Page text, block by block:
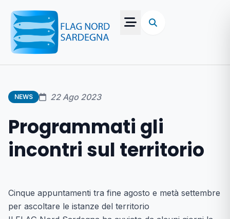
NEWS 22 Ago 2023
Programmati gli
incontri sul territorio
Cinque appuntamenti tra fine agosto e metà settembre
per ascoltare le istanze del territorio